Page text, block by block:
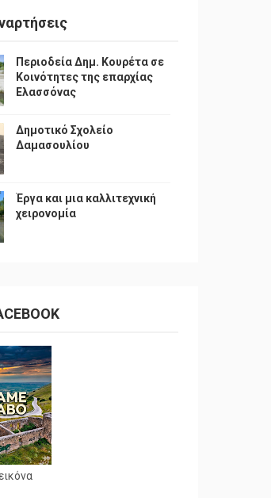
Περιοδεία Δημ. Κουρέτα σε
Κοινότητες της επαρχίας
Ελασσόνας
Δημοτικό Σχολείο
Δαμασουλίου
Έργα και μια καλλιτεχνική
χειρονομία